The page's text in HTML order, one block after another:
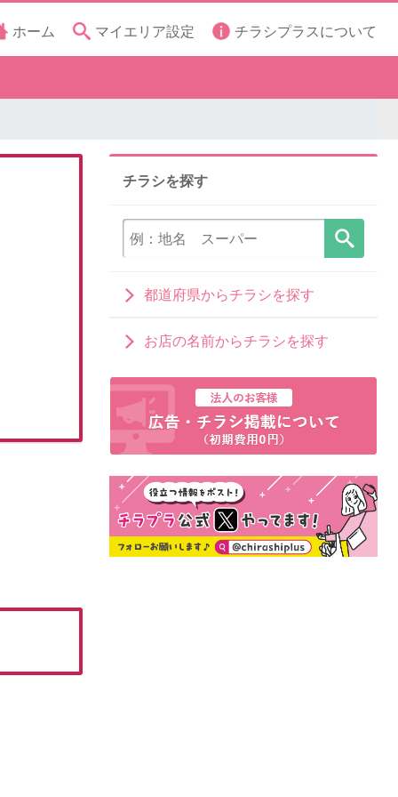
ホーム マイエリア設定 チラシプラスについて
チラシを探す
都道府県からチラシを探す
お店の名前からチラシを探す